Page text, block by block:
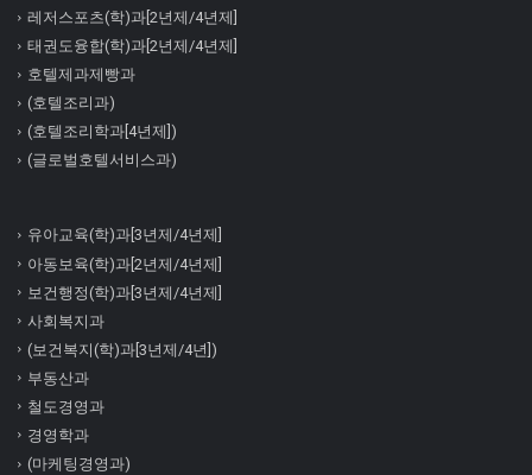
레저스포츠(학)과[2년제/4년제]
태권도융합(학)과[2년제/4년제]
호텔제과제빵과
(호텔조리과)
(호텔조리학과[4년제])
(글로벌호텔서비스과)
유아교육(학)과[3년제/4년제]
아동보육(학)과[2년제/4년제]
보건행정(학)과[3년제/4년제]
사회복지과
(보건복지(학)과[3년제/4년])
부동산과
철도경영과
경영학과
(마케팅경영과)